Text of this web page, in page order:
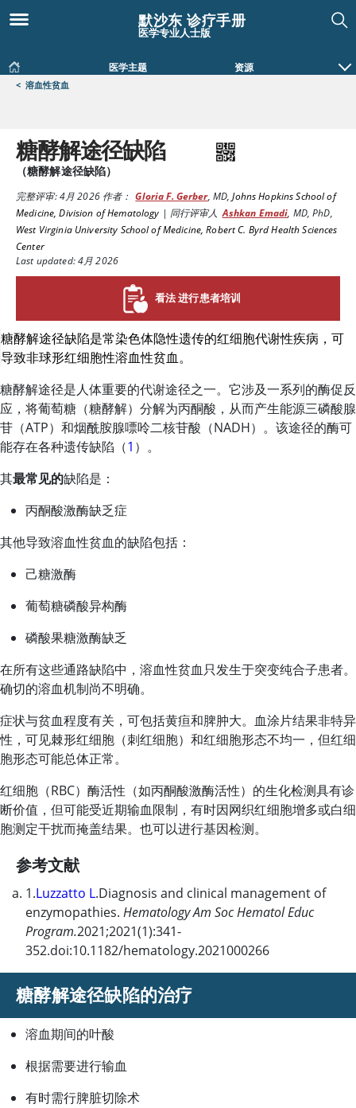
默沙东 诊疗手册
医学专业人士版
医学主题 资源
< 溶血性贫血
糖酵解途径缺陷
（糖酵解途径缺陷）
完整评审:4月 2026作者： Gloria F. Gerber, MD,Johns Hopkins School of
Medicine, Division of Hematology | 同行评审人 Ashkan Emadi, MD, PhD,
West Virginia University School of Medicine, Robert C. Byrd Health Sciences
Center
Last updated: 4月 2026
看法 进行患者培训
糖酵解途径缺陷是常染色体隐性遗传的红细胞代谢性疾病，可
导致非球形红细胞性溶血性贫血。
糖酵解途径是人体重要的代谢途径之一。它涉及一系列的酶促反
应，将葡萄糖（糖酵解）分解为丙酮酸，从而产生能源三磷酸腺
苷 （ATP）和烟酰胺腺嘌呤二核苷酸（NADH）。该途径的酶可
能存在各种遗传缺陷（1 ）。
其最常见的缺陷是：
丙酮酸激酶缺乏症
其他导致溶血性贫血的缺陷包括：
己糖激酶
葡萄糖磷酸异构酶
磷酸果糖激酶缺乏
在所有这些通路缺陷中，溶血性贫血只发生于突变纯合子患者。
确切的溶血机制尚不明确。
症状与贫血程度有关，可包括黄疸和脾肿大。血涂片结果非特异
性，可见棘形红细胞（刺红细胞）和红细胞形态不均一，但红细
胞形态可能总体正常。
红细胞（RBC）酶活性（如丙酮酸激酶活性）的生化检测具有诊
断价值，但可能受近期输血限制，有时因网织红细胞增多或白细
胞测定干扰而掩盖结果。也可以进行基因检测。
参考文献
1.Luzzatto L.Diagnosis and clinical management of
enzymopathies. Hematology Am Soc Hematol Educ
Program.2021;2021(1):341-
352.doi:10.1182/hematology.2021000266
糖酵解途径缺陷的治疗
溶血期间的叶酸
根据需要进行输血
有时需行脾脏切除术